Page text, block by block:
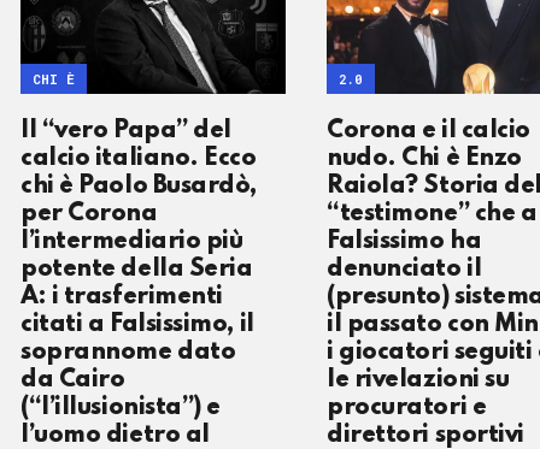
Il “vero Papa” del
calcio italiano. Ecco
chi è Paolo Busardò,
per Corona
l’intermediario più
potente della Seria
A: i trasferimenti
citati a Falsissimo, il
soprannome dato
da Cairo
(“l’illusionista”) e
l’uomo dietro al
CHI È
Corona e il calcio
nudo. Chi è Enzo
Raiola? Storia
“testimone” che a
Falsissimo ha
denunciato il
(presunto)
il passato con
i giocatori seguiti
le rivelazioni su
procuratori e
direttori sportivi
2.0